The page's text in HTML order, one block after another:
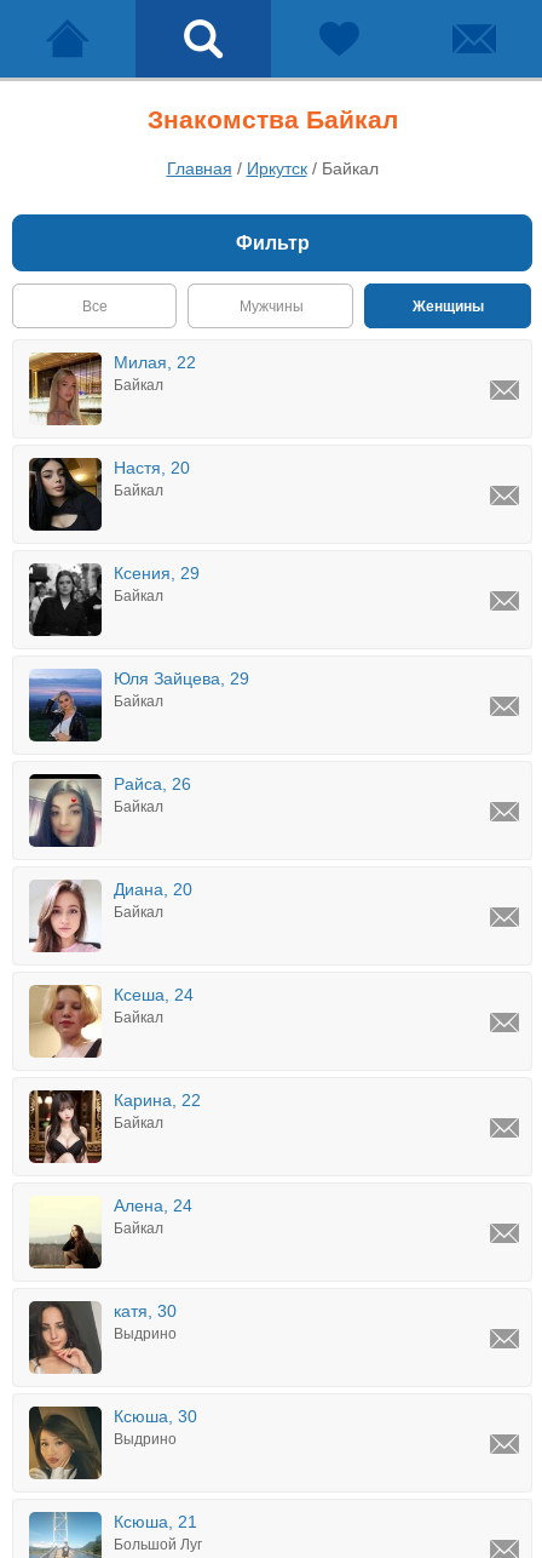
Знакомства Байкал
Главная / Иркутск/ Байкал
Фильтр
Все Мужчины Женщины
Милая, 22
Байкал
Настя, 20
Байкал
Ксения, 29
Байкал
Юля Зайцева, 29
Байкал
Райса, 26
Байкал
Диана, 20
Байкал
Ксеша, 24
Байкал
Карина, 22
Байкал
Алена, 24
Байкал
катя, 30
Выдрино
Ксюша, 30
Выдрино
Ксюша, 21
Большой Луг